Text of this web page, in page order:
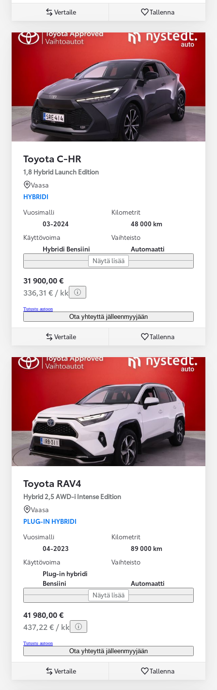
Vertaile Tallenna
Toyota C-HR
1,8 Hybrid Launch Edition
Vaasa
HYBRIDI
Vuosimalli
03-2024
Kilometrit
48 000 km
Käyttövoima
Hybridi Bensiini
Vaihteisto
Automaatti
Näytä lisää
31 900,00 €
336,31 € / kk
Tutustu autoon
Ota yhteyttä jälleenmyyjään
Vertaile Tallenna
Toyota RAV4
Hybrid 2,5 AWD-i Intense Edition
Vaasa
PLUG-IN HYBRIDI
Vuosimalli
04-2023
Kilometrit
89 000 km
Käyttövoima
Plug-in hybridi
Bensiini
Vaihteisto
Automaatti
Näytä lisää
41 980,00 €
437,22 € / kk
Tutustu autoon
Ota yhteyttä jälleenmyyjään
Vertaile Tallenna